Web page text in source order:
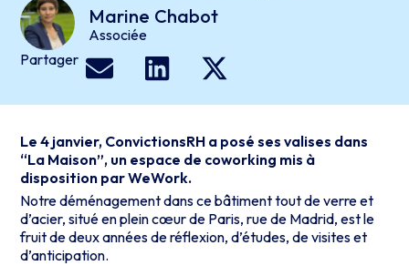
Marine Chabot
Associée
Partager
Le 4 janvier, ConvictionsRH a posé ses valises dans
“La Maison”, un espace de coworking mis à
disposition par WeWork.
Notre déménagement dans ce bâtiment tout de verre et
d’acier, situé en plein cœur de Paris, rue de Madrid, est le
fruit de deux années de réflexion, d’études, de visites et
d’anticipation.